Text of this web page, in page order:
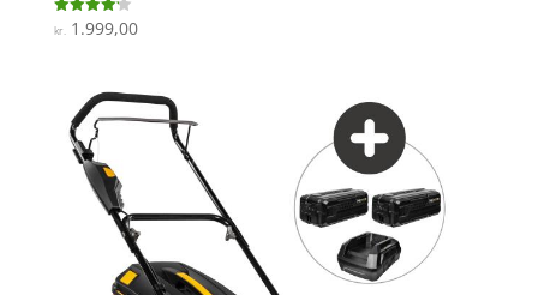
Vurderet
4.2
kr.1.999,00